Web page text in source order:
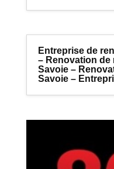
Entreprise de
– Renovation de
Savoie –
Savoie –